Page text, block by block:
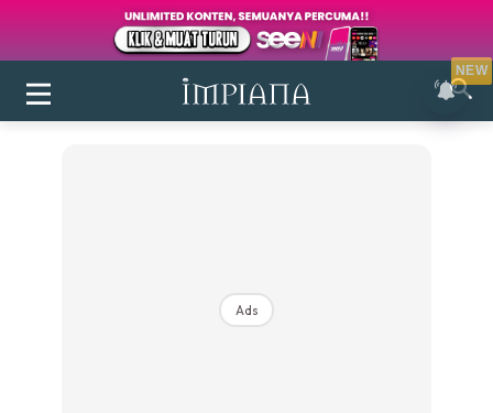
Login|Register
Ads
NEW